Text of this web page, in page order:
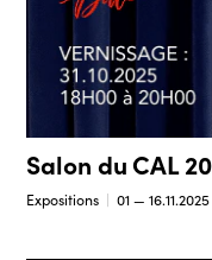
Salon du CAL
Expositions 01 — 16.11.2025